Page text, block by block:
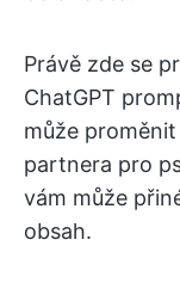
Právě zde se
ChatGPT
může
partnera pro
vám může
obsah.